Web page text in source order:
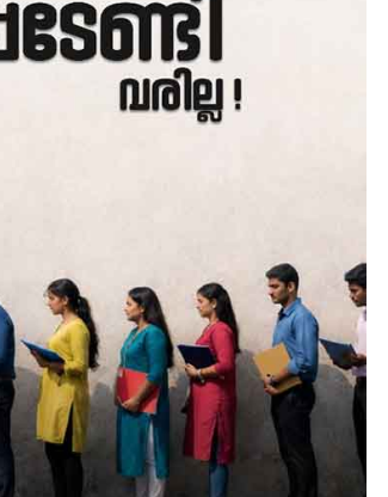
CAMPUS LATEST
സെന്റ് ജോസഫ്സ് കോളജ്
കോമേഴ്‌സ്
തുടക്കമായി